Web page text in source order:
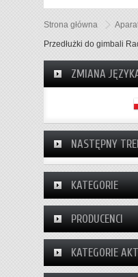
Strona główna
Przedłużki do gimbali
ZMIANA
NASTĘPNY
KATEGORIE
PRODUCENCI
KATEGORIE